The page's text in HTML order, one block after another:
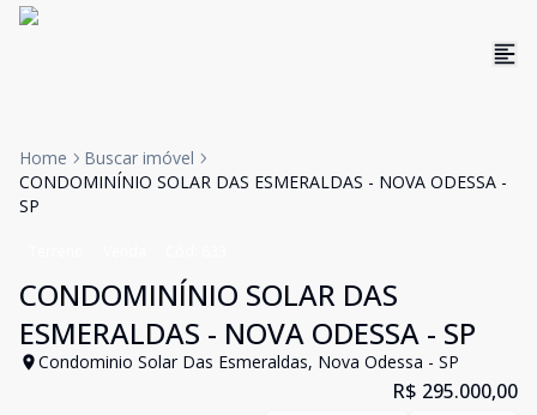
Home
Buscar imóvel
CONDOMINÍNIO SOLAR DAS ESMERALDAS - NOVA ODESSA -
SP
CONDOMINÍNIO SOLAR DAS
ESMERALDAS - NOVA ODESSA - SP
Condominio Solar Das Esmeraldas, Nova Odessa - SP
R$ 295.000,00